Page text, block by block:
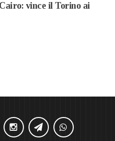
vince il Torino ai